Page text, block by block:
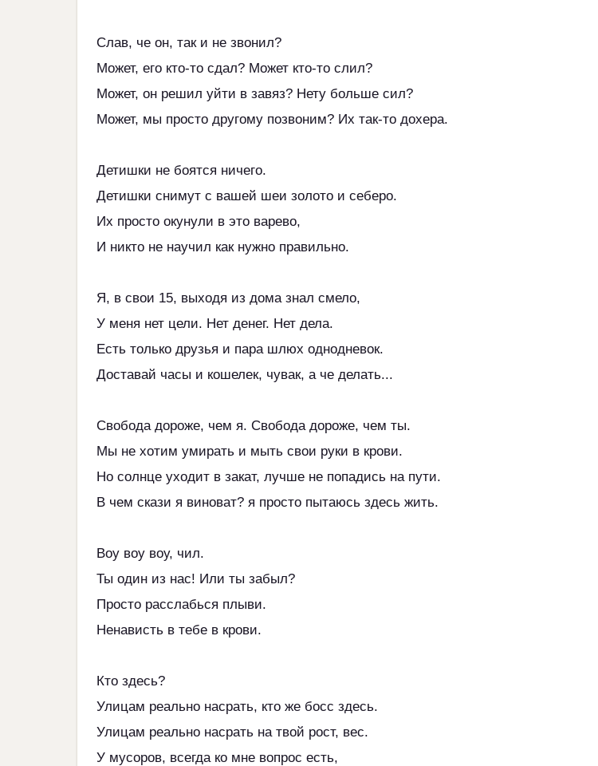
Слав, че он, так и не звонил?
Может, его кто-то сдал? Может кто-то слил?
Может, он решил уйти в завяз? Нету больше сил?
Может, мы просто другому позвоним? Их так-то дохера.
Детишки не боятся ничего.
Детишки снимут с вашей шеи золото и себеро.
Их просто окунули в это варево,
И никто не научил как нужно правильно.
Я, в свои 15, выходя из дома знал смело,
У меня нет цели. Нет денег. Нет дела.
Есть только друзья и пара шлюх однодневок.
Доставай часы и кошелек, чувак, а че делать...
Свобода дороже, чем я. Свобода дороже, чем ты.
Мы не хотим умирать и мыть свои руки в крови.
Но солнце уходит в закат, лучше не попадись на пути.
В чем скази я виноват? я просто пытаюсь здесь жить.
Воу воу воу, чил.
Ты один из нас! Или ты забыл?
Просто расслабься плыви.
Ненависть в тебе в крови.
Кто здесь?
Улицам реально насрать, кто же босс здесь.
Улицам реально насрать на твой рост, вес.
У мусоров, всегда ко мне вопрос есть,